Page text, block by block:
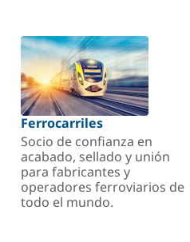
Ferrocarriles
Socio de confianza en
acabado, sellado y unión
para fabricantes y
operadores ferroviarios de
todo el mundo.